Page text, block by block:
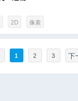
2D 像素
1 2 3 下